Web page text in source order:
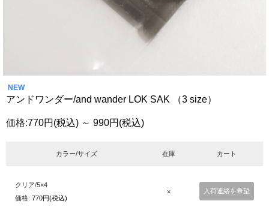
NEW
アンドワンダー/and wander LOK SAK （3 size）
価格:770円 (税込) ～ 990円 (税込)
カラー/サイズ 在庫 カート
クリア/5×4
価格: 770円(税込)
× 入荷連絡を希望